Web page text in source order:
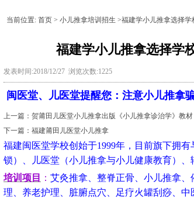
当前位置: 首页 > 小儿推拿培训招生 >福建学小儿推拿选择学
福建学小儿推拿选择学
发表时间:2018/12/27 浏览次数:1225
闽医堂、儿医堂提醒您： 注意小儿推拿
上一篇： 贺莆田儿医堂小儿推拿出版《小儿推拿诊治学》教材
下一篇： 福建莆田儿医堂小儿推拿
福建闽医堂学校创始于1999年，目前旗下拥
锁）、儿医堂（小儿推拿与小儿健康教育）、
培训项目
： 艾灸推拿、整脊正骨、小儿推拿
理、养老护理、脏腑点穴、足疗火罐刮痧、中